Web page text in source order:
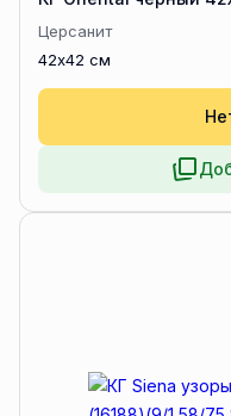
Церсанит
42x42 см